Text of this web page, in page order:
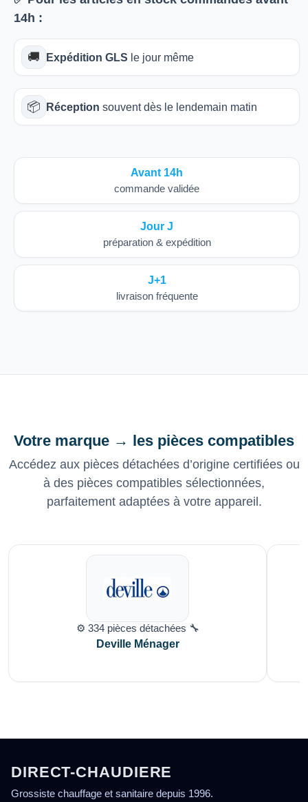
14h :
🚚 Expédition GLS le jour même
📦 Réception souvent dès le lendemain matin
Avant 14h
commande validée
Jour J
préparation & expédition
J+1
livraison fréquente
Votre marque → les pièces compatibles
Accédez aux pièces détachées d’origine certifiées ou
à des pièces compatibles sélectionnées,
parfaitement adaptées à votre appareil.
⚙️ 334 pièces détachées 🔧
Deville Ménager
DIRECT-CHAUDIERE
Grossiste chauffage et sanitaire depuis 1996.